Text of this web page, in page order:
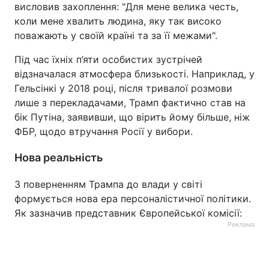
висловив захоплення: "Для мене велика честь,
коли мене хвалить людина, яку так високо
поважають у своїй країні та за її межами".
Під час їхніх п’яти особистих зустрічей
відзначалася атмосфера близькості. Наприклад, у
Гельсінкі у 2018 році, після тривалої розмови
лише з перекладачами, Трамп фактично став на
бік Путіна, заявивши, що вірить йому більше, ніж
ФБР, щодо втручання Росії у вибори.
Нова реальність
З поверненням Трампа до влади у світі
формується нова ера персоналістичної політики.
Як зазначив представник Європейської комісії:
Реклама